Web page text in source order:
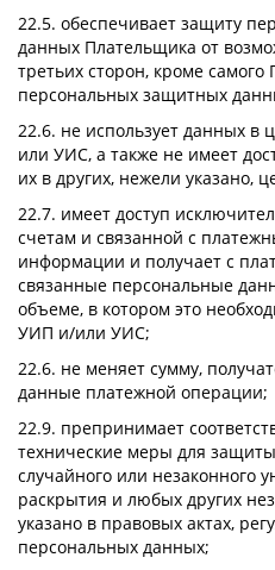
22.5. обеспечивает защиту
данных Плательщика от
третьих сторон, кроме
персональных защитных
22.6. не использует данных в
или УИС, а также не имеет
их в других, нежели указано,
22.7. имеет доступ
счетам и связанной с
информации и получает с
связанные персональные
объеме, в котором это
УИП и/или УИС;
22.6. не меняет сумму,
данные платежной операции;
22.9. препринимает
технические меры для
случайного или незаконного
раскрытия и любых других
указано в правовых актах,
персональных данных;